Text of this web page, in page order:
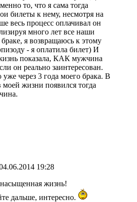
то, что я сама тогда
билеты к нему, несмотря на
весь процесс оплачивал он
много лет все наши
я возвращаюсь к этому
- я оплатила билет) И
показала, КАК мужчина
он реально заинтересован.
через 3 года моего брака. В
жизни появился тогда
19:28
жизнь!
дальше, интересно.